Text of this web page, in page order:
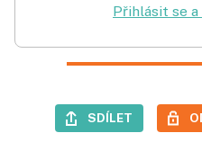
Přihlásit se
SDÍLET